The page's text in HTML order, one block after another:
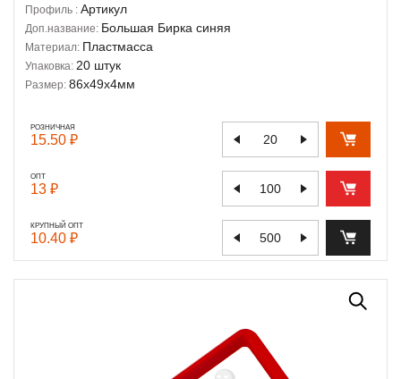
Профиль : Артикул
Доп.название: Большая Бирка синяя
Материал: Пластмасса
Упаковка: 20 штук
Размер: 86х49х4мм
РОЗНИЧНАЯ
15.50 ₽
ОПТ
13 ₽
КРУПНЫЙ ОПТ
10.40 ₽